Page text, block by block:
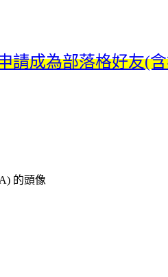
請成為部落格好友(